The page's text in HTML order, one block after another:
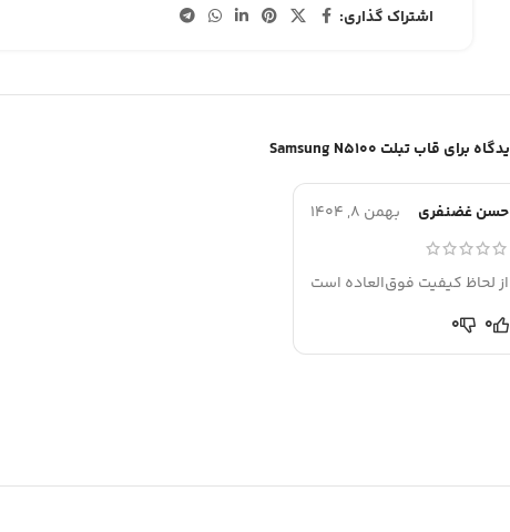
اشتراک گذاری:
قاب تبلت Samsung N5100
حسن غضنفری بهمن 8, 1404
از لحاظ کیفیت فوق‌العاده است
0
0